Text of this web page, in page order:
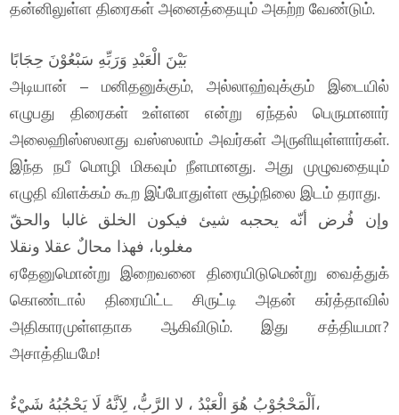
தன்னிலுள்ள திரைகள் அனைத்தையும் அகற்ற வேண்டும்.
بَيْنَ الْعَبْدِ وَرَبِّهِ سَبْعُوْنَ حِجَابًا
அடியான் – மனிதனுக்கும், அல்லாஹ்வுக்கும் இடையில்
எழுபது திரைகள் உள்ளன என்று ஏந்தல் பெருமானார்
அலைஹிஸ்ஸலாது வஸ்ஸலாம் அவர்கள் அருளியுள்ளார்கள்.
இந்த நபீ மொழி மிகவும் நீளமானது. அது முழுவதையும்
எழுதி விளக்கம் கூற இப்போதுள்ள சூழ்நிலை இடம் தராது.
وإن فُرض أنّه يحجبه شيئ فيكون الخلق غالبا والحقّ
مغلوبا، فهذا محالٌ عقلا ونقلا
ஏதேனுமொன்று இறைவனை திரையிடுமென்று வைத்துக்
கொண்டால் திரையிட்ட சிருட்டி அதன் கர்த்தாவில்
அதிகாரமுள்ளதாக ஆகிவிடும். இது சத்தியமா?
அசாத்தியமே!
اَلْمَحْجُوْبُ هُوَ الْعَبْدُ ، لا الرَّبُّ، لِاَنَّهُ لَا يَحْجُبُهُ شَيْءٌ،